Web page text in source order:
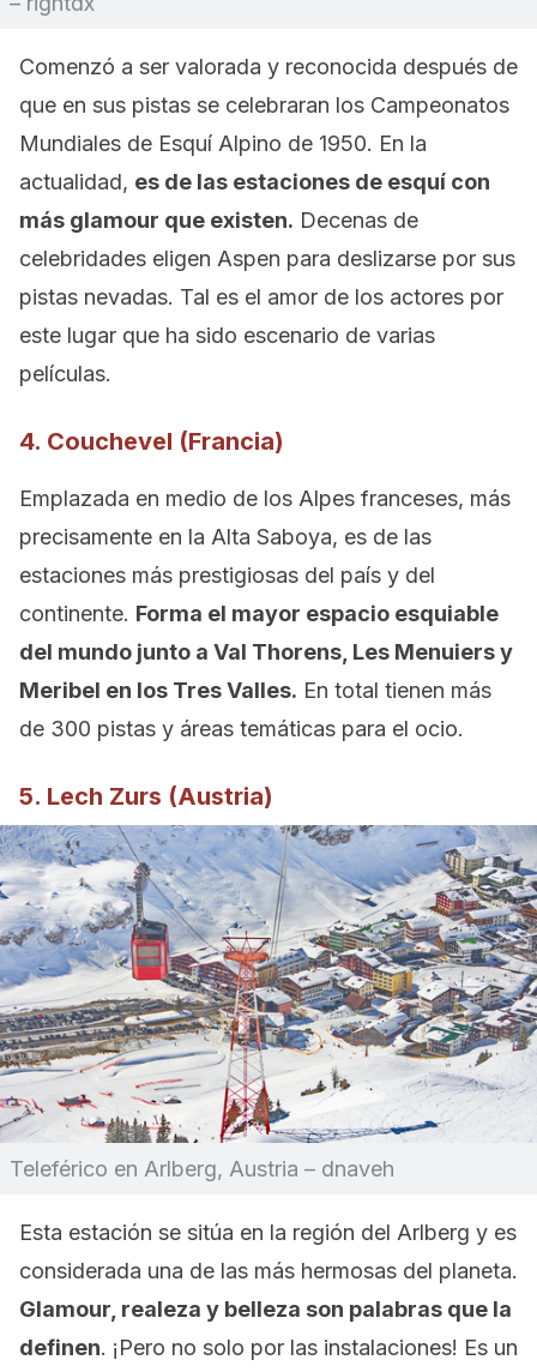
Comenzó a ser valorada y reconocida después de
que en sus pistas se celebraran los Campeonatos
Mundiales de Esquí Alpino de 1950. En la
actualidad, es de las estaciones de esquí con
más glamour que existen. Decenas de
celebridades eligen Aspen para deslizarse por sus
pistas nevadas. Tal es el amor de los actores por
este lugar que ha sido escenario de varias
películas.
4. Couchevel (Francia)
Emplazada en medio de los Alpes franceses, más
precisamente en la Alta Saboya, es de las
estaciones más prestigiosas del país y del
continente. Forma el mayor espacio esquiable
del mundo junto a Val Thorens, Les Menuiers y
Meribel en los Tres Valles. En total tienen más
de 300 pistas y áreas temáticas para el ocio.
5. Lech Zurs (Austria)
Teleférico en Arlberg, Austria – dnaveh
Esta estación se sitúa en la región del Arlberg y es
considerada una de las más hermosas del planeta.
Glamour, realeza y belleza son palabras que la
definen. ¡Pero no solo por las instalaciones! Es un